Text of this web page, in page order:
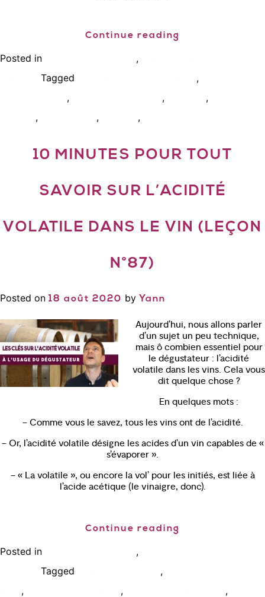
Continue reading
Posted in ,
Tagged ,
, , ,
, , ,
10 MINUTES POUR TOUT
SAVOIR SUR L’ACIDITÉ
VOLATILE DANS LE VIN (LEÇON
N°87)
Posted on 18 août 2020 by Yann
Aujourd’hui, nous allons parler
d’un sujet un peu technique,
mais ô combien essentiel pour
le dégustateur : l’acidité
volatile dans les vins. Cela vous
dit quelque chose ?
En quelques mots :
– Comme vous le savez, tous les vins ont de l’acidité.
– Or, l’acidité volatile désigne les acides d’un vin capables de «
s’évaporer ».
– « La volatile », ou encore la vol’ pour les initiés, est liée à
l’acide acétique (le vinaigre, donc).
Continue reading
Posted in ,
Tagged ,
, , ,